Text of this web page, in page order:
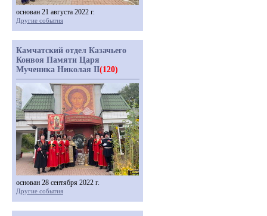
основан 21 августа 2022 г.
Другие события
Камчатский отдел Казачьего
Конвоя Памяти Царя
Мученика Николая II(120)
основан 28 сентября 2022 г.
Другие события